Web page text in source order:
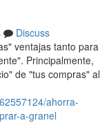
Discuss
ventajas tanto para
Principalmente,
de "tus compras" al
ahorra-
a-granel